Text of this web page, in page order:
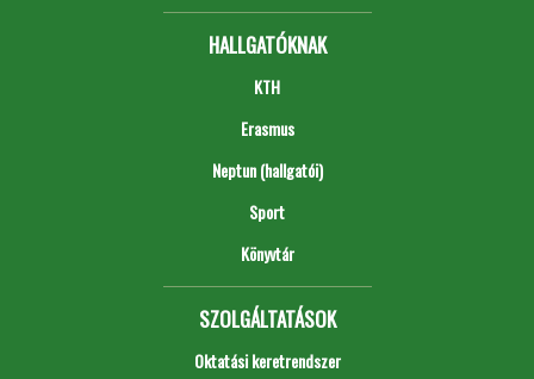
HALLGATÓKNAK
KTH
Erasmus
Neptun (hallgatói)
Sport
Könyvtár
SZOLGÁLTATÁSOK
Oktatási keretrendszer